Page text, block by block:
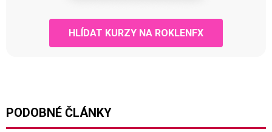
HLÍDAT KURZY NA ROKLENFX
PODOBNÉ ČLÁNKY